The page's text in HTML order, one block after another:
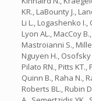
KR., LaBounty J.,
Li L., Logashenko I.,
Lyon AL., MacCoy
Mastroianni S.,
Nguyen H.,
Pilato RN., Pitts KT.,
Quinn B., Raha N.,
Roberts BL., Rubin